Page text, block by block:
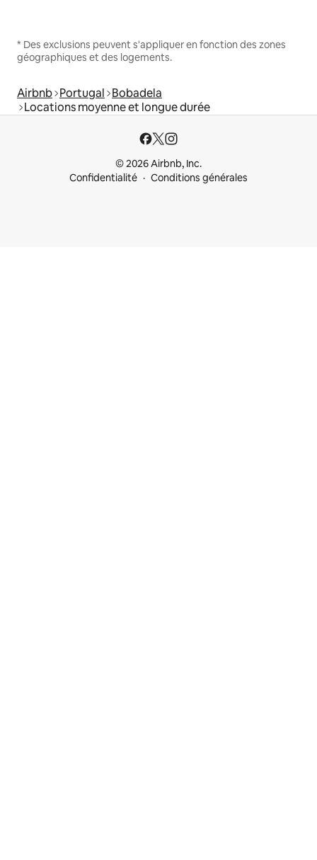
* Des exclusions peuvent s'appliquer en fonction des zones
géographiques et des logements.
Airbnb Portugal Bobadela
Locations moyenne et longue durée
© 2026 Airbnb, Inc.
Confidentialité
Conditions générales